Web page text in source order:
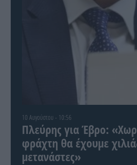
10 Αυγούστου - 10:56
Πλεύρης για Έβρο:
φράχτη θα έχουμε
μετανάστες»